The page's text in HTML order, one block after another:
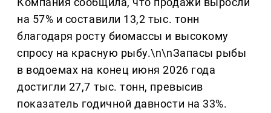
на 57% и составили 13,2 тыс. тонн
благодаря росту биомассы и высокому
спросу на красную рыбу.\n\nЗапасы рыбы
в водоемах на конец июня 2026 года
достигли 27,7 тыс. тонн, превысив
показатель годичной давности на 33%.